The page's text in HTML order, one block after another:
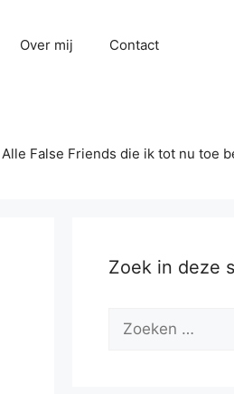
Over mij Contact
Alle False Friends die ik tot nu toe
Zoek in deze
Zoek